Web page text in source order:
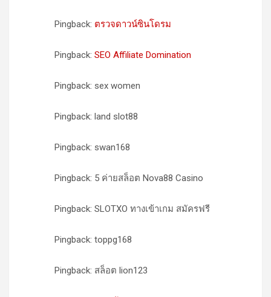
Pingback: ตรวจดาวน์ซินโดรม
Pingback: SEO Affiliate Domination
Pingback: sex women
Pingback: land slot88
Pingback: swan168
Pingback: 5 ค่ายสล็อต Nova88 Casino
Pingback: SLOTXO ทางเข้าเกม สมัครฟรี
Pingback: toppg168
Pingback: สล็อต lion123